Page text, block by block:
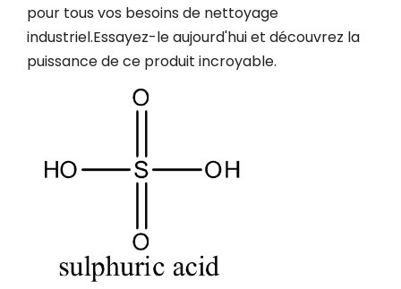
pour tous vos besoins de nettoyage
industriel.Essayez-le aujourd'hui et découvrez la
puissance de ce produit incroyable.